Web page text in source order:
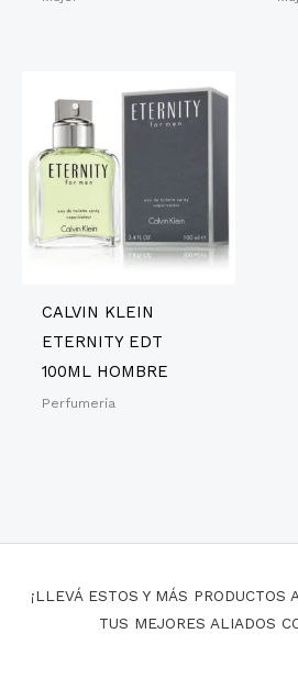
CALVIN KLEIN
ETERNITY EDT
100ML HOMBRE
Perfumería
¡LLEVÁ ESTOS Y MÁS PRODUCTOS
TUS MEJORES ALIADOS